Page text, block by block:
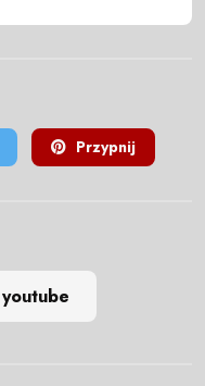
Przypnij
youtube